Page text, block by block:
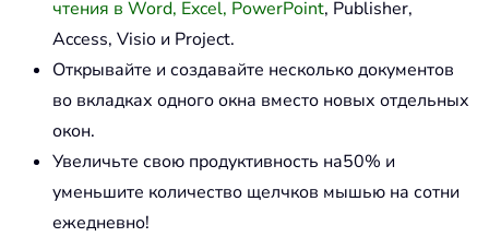
чтения в Word, Excel, PowerPoint, Publisher,
Access, Visio и Project.
Открывайте и создавайте несколько документов
во вкладках одного окна вместо новых отдельных
окон.
Увеличьте свою продуктивность на50% и
уменьшите количество щелчков мышью на сотни
ежедневно!